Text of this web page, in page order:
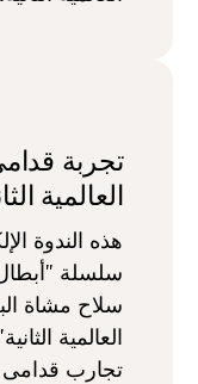
تجربة
العالمية
هذه الندوة
سلسلة
سلاح مشاة
العالمية
تجارب قدامى